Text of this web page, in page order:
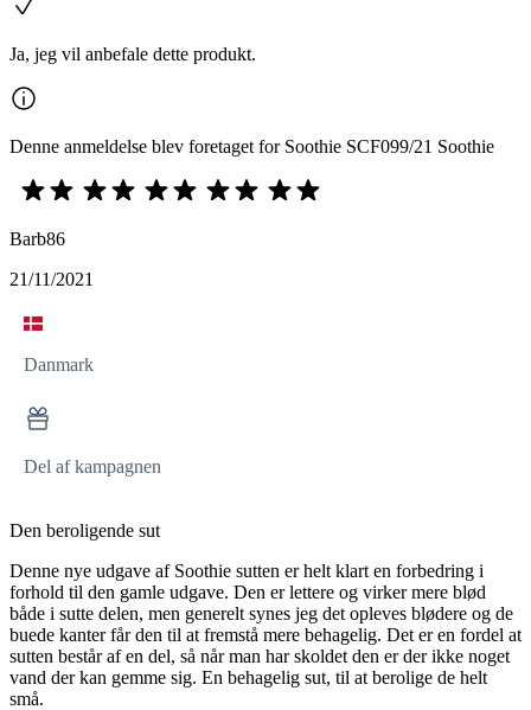
Ja, jeg vil anbefale dette produkt.
Denne anmeldelse blev foretaget for Soothie SCF099/21 Soothie
Barb86
21/11/2021
Danmark
Del af kampagnen
Den beroligende sut
Denne nye udgave af Soothie sutten er helt klart en forbedring i
forhold til den gamle udgave. Den er lettere og virker mere blød
både i sutte delen, men generelt synes jeg det opleves blødere og de
buede kanter får den til at fremstå mere behagelig. Det er en fordel at
sutten består af en del, så når man har skoldet den er der ikke noget
vand der kan gemme sig. En behagelig sut, til at berolige de helt
små.